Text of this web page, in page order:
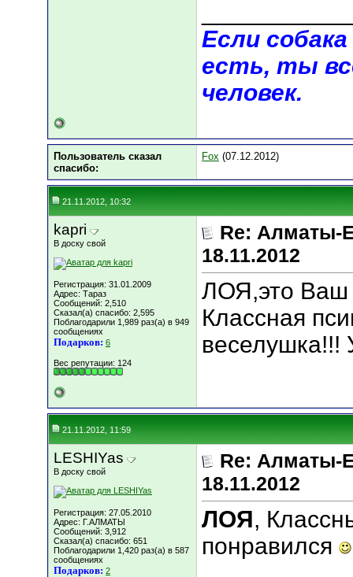
Если
есть, ты
человек.
Пользователь сказал
cпасибо:
Fox (07.12.2012)
21.11.2012, 10:32
kapri
В доску свой
Регистрация: 31.01.2009
Адрес: Тараз
Сообщений: 2,510
Сказал(а) спасибо: 2,595
Поблагодарили 1,989 раз(а) в 949
сообщениях
Подарков: 6
Вес репутации: 124
Re: Алматы-
18.11.2012
ЛОЯ,это Ваш
Классная
веселушка!!!
21.11.2012, 11:59
LESHIYas
В доску свой
Регистрация: 27.05.2010
Адрес: Г.АЛМАТЫ
Сообщений: 3,912
Сказал(а) спасибо: 651
Поблагодарили 1,420 раз(а) в 587
сообщениях
Подарков: 2
Re: Алматы-
18.11.2012
ЛОЯ,
понравился